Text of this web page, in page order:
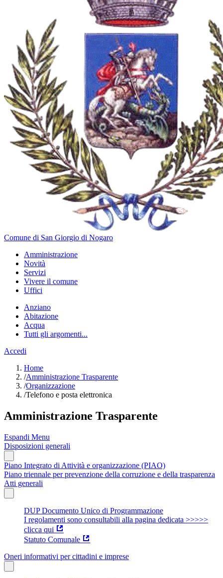
Comune di San Giorgio di Nogaro
Amministrazione
Novità
Servizi
Vivere il comune
Uffici
Anziano
Abitazione
Acqua
Tutti gli argomenti...
Accedi
Home
/Amministrazione Trasparente
/Organizzazione
/Telefono e posta elettronica
Amministrazione Trasparente
Espandi Menu
Disposizioni generali
Piano Integrato di Attività e organizzazione (PIAO)
Piano triennale per prevenzione della corruzione e della trasparenza
Atti generali
DUP Documento Unico di Programmazione
I regolamenti sono consultabili alla pagina dedicata >>>>>
clicca qui
Statuto Comunale
Oneri informativi per cittadini e imprese